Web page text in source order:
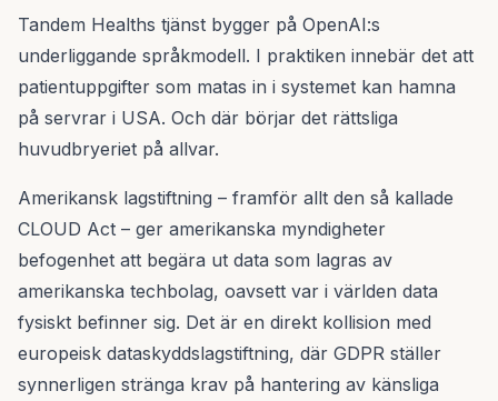
Tandem Healths tjänst bygger på OpenAI:s
underliggande språkmodell. I praktiken innebär det att
patientuppgifter som matas in i systemet kan hamna
på servrar i USA. Och där börjar det rättsliga
huvudbryeriet på allvar.
Amerikansk lagstiftning – framför allt den så kallade
CLOUD Act – ger amerikanska myndigheter
befogenhet att begära ut data som lagras av
amerikanska techbolag, oavsett var i världen data
fysiskt befinner sig. Det är en direkt kollision med
europeisk dataskyddslagstiftning, där GDPR ställer
synnerligen stränga krav på hantering av känsliga